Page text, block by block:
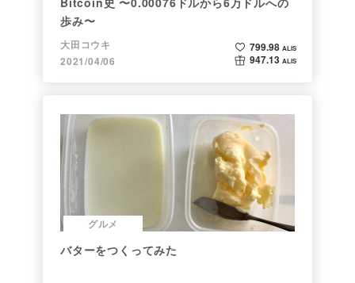
歩み〜
大田コウキ
2021/04/06
799.98 ALIS
947.13 ALIS
グルメ
バターをつくってみた